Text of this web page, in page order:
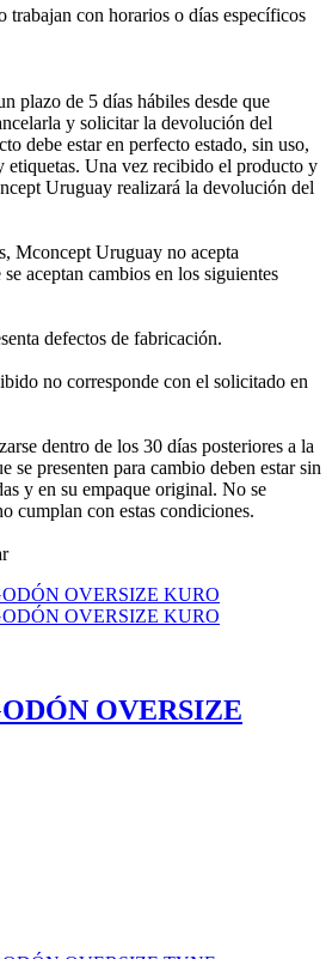
trabajan con horarios o días específicos
plazo de 5 días hábiles desde que
y solicitar la devolución del
debe estar en perfecto estado, sin uso,
etiquetas. Una vez recibido el producto y
Uruguay realizará la devolución del
Mconcept Uruguay no acepta
aceptan cambios en los siguientes
defectos de fabricación.
no corresponde con el solicitado en
dentro de los 30 días posteriores a la
se presenten para cambio deben estar sin
y en su empaque original. No se
cumplan con estas condiciones.
OVERSIZE